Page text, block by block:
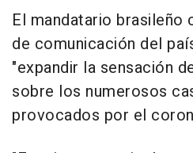
El mandatario
de comunicación del
"expandir la sensación
sobre los numerosos
provocados por el